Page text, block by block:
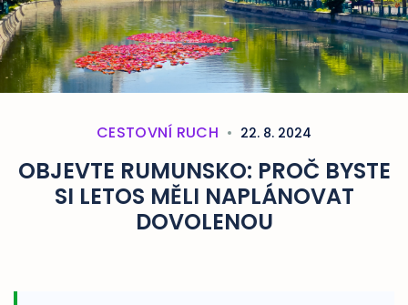
CESTOVNÍ RUCH 22. 8. 2024
OBJEVTE RUMUNSKO: PROČ BYSTE
SI LETOS MĚLI NAPLÁNOVAT
DOVOLENOU